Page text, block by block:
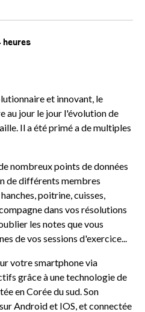
heures
et innovant, le
au jour le jour l'évolution de
Il a été primé a de multiples
nombreux points de données
de différents membres
poitrine, cuisses,
dans vos résolutions
les notes que vous
de vos sessions d'exercice...
votre smartphone via
grâce à une technologie de
en Corée du sud. Son
Android et IOS, et connectée